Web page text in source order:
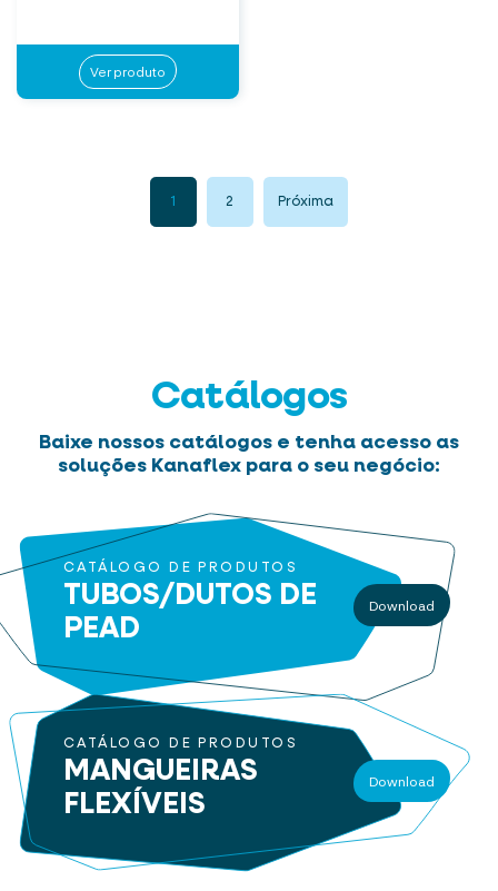
Ver produto
1 2 Próxima
Catálogos
Baixe nossos catálogos e tenha acesso as
soluções Kanaflex para o seu negócio:
CATÁLOGO DE PRODUTOS
TUBOS/DUTOS DE
PEAD
Download
CATÁLOGO DE PRODUTOS
MANGUEIRAS
FLEXÍVEIS
Download